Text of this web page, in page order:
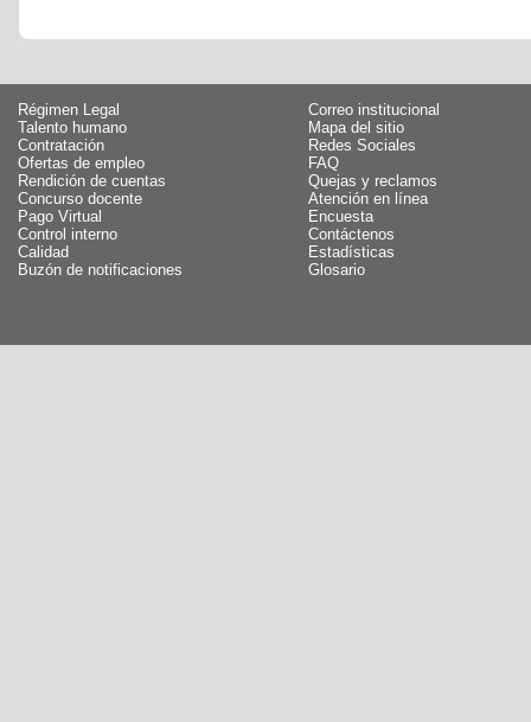
Régimen Legal
Talento humano
Contratación
Ofertas de empleo
Rendición de cuentas
Concurso docente
Pago Virtual
Control interno
Calidad
Buzón de notificaciones
Correo institucional
Mapa del sitio
Redes Sociales
FAQ
Quejas y reclamos
Atención en línea
Encuesta
Contáctenos
Estadísticas
Glosario